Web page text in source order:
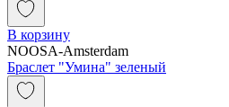
В корзину
NOOSA-Amsterdam
Браслет "Умина" зеленый